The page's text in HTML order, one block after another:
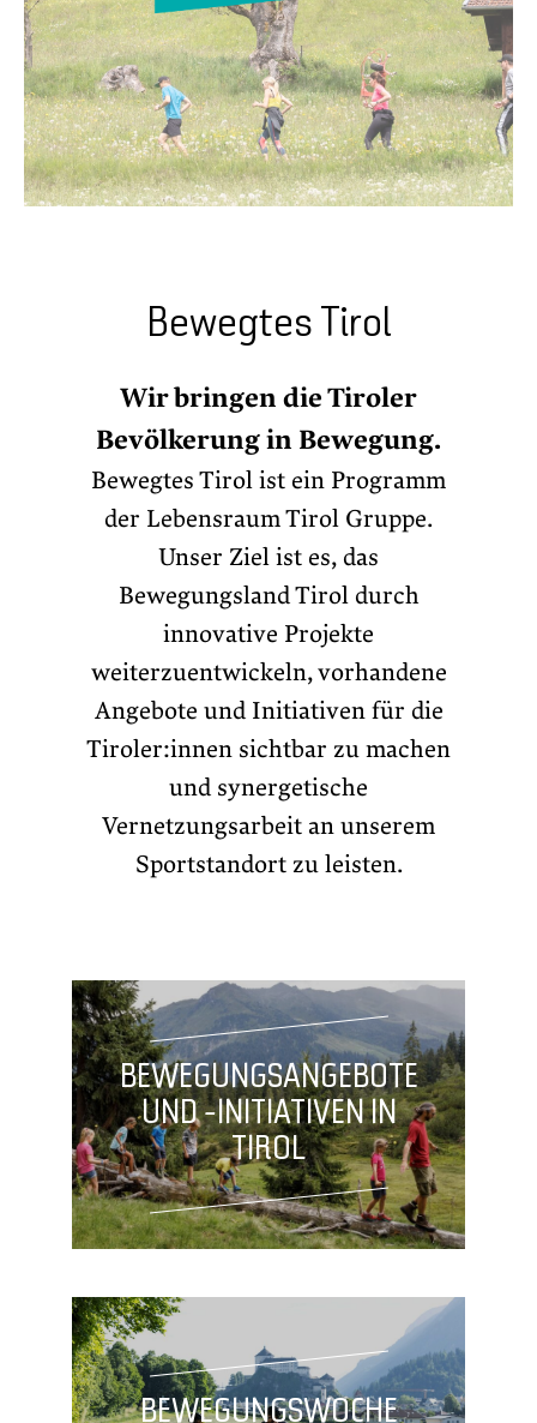
Bewegtes Tirol
Wir bringen die Tiroler
Bevölkerung in Bewegung.
Bewegtes Tirol ist ein Programm
der Lebensraum Tirol Gruppe.
Unser Ziel ist es, das
Bewegungsland Tirol durch
innovative Projekte
weiterzuentwickeln, vorhandene
Angebote und Initiativen für die
Tiroler:innen sichtbar zu machen
und synergetische
Vernetzungsarbeit an unserem
Sportstandort zu leisten.
BEWEGUNGSANGEBOTE
UND -INITIATIVEN IN
TIROL
BEWEGUNGSWOCHE